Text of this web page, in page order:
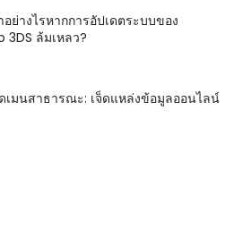
ย่างไรหากการอัปเดตระบบของ
3DS ล้มเหลว?
เมนสาธารณะ: เจ็ดแหล่งข้อมูลออนไลน์